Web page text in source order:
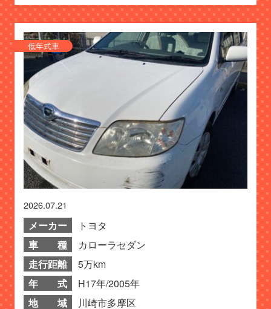
低年式車
2026.07.21
メーカー
トヨタ
車 種
カローラセダン
走行距離
5万km
年 式
H17年/2005年
地 域
川崎市多摩区